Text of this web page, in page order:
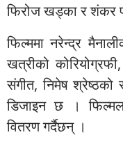
फिरोज खड्का र शंकर
फिल्ममा नरेन्द्र
खत्रीको
संगीत, निमेष श्रेष्ठको
डिजाइन छ ।
वितरण गर्दैछन् ।